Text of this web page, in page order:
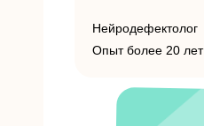
Нейродефектолог
Опыт более 20 лет